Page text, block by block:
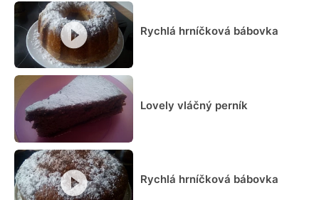
Rychlá hrníčková bábovka
Lovely vláčný perník
Rychlá hrníčková bábovka